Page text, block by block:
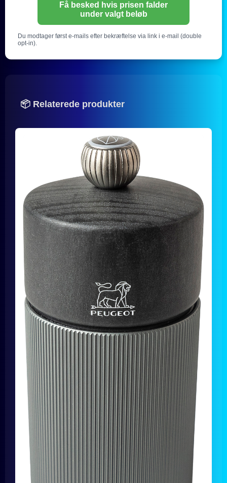
Få besked hvis prisen falder
under valgt beløb
Du modtager først e-mails efter bekræftelse via link i e-mail (double
opt-in).
📦 Relaterede produkter